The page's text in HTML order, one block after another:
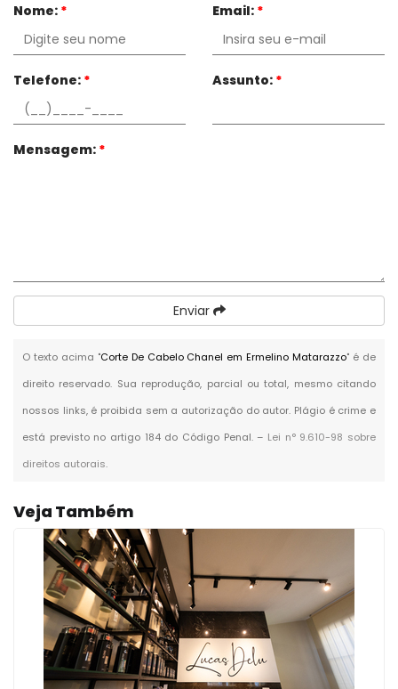
Nome: * Email: *
Telefone: * Assunto: *
Mensagem: *
Enviar
O texto acima "Corte De Cabelo Chanel em Ermelino Matarazzo" é de
direito reservado. Sua reprodução, parcial ou total, mesmo citando
nossos links, é proibida sem a autorização do autor. Plágio é crime e
está previsto no artigo 184 do Código Penal. – Lei n° 9.610-98 sobre
direitos autorais.
Veja Também